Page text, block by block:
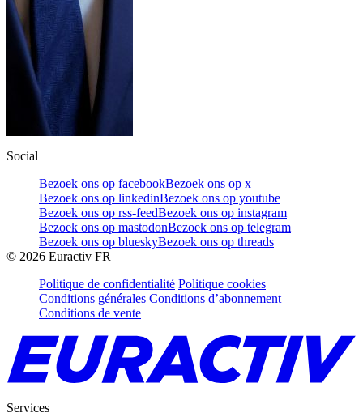
Social
Bezoek ons op facebookBezoek ons op x
Bezoek ons op linkedinBezoek ons op youtube
Bezoek ons op rss-feedBezoek ons op instagram
Bezoek ons op mastodonBezoek ons op telegram
Bezoek ons op blueskyBezoek ons op threads
© 2026 Euractiv FR
Politique de confidentialité Politique cookies
Conditions générales Conditions d’abonnement
Conditions de vente
Services